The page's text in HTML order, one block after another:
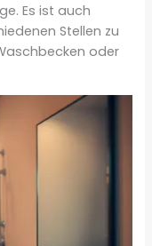
Es ist auch
Stellen zu
oder